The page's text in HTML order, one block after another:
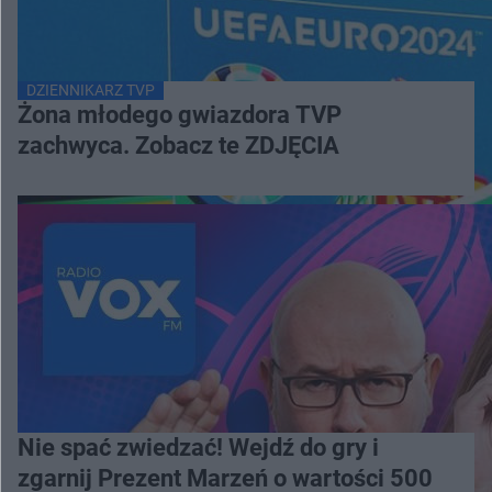
DZIENNIKARZ TVP
Żona młodego gwiazdora TVP
zachwyca. Zobacz te ZDJĘCIA
Nie spać zwiedzać! Wejdź do gry i
zgarnij Prezent Marzeń o wartości 500